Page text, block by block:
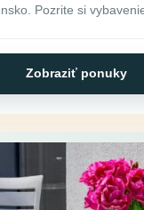
Pozrite si
Zobraziť ponuky